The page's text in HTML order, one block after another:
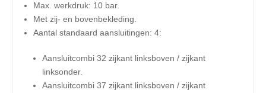
Max. werkdruk: 10 bar.
Met zij- en bovenbekleding.
Aantal standaard aansluitingen: 4:
Aansluitcombi 32 zijkant linksboven / zijkant
linksonder.
Aansluitcombi 37 zijkant linksboven / zijkant